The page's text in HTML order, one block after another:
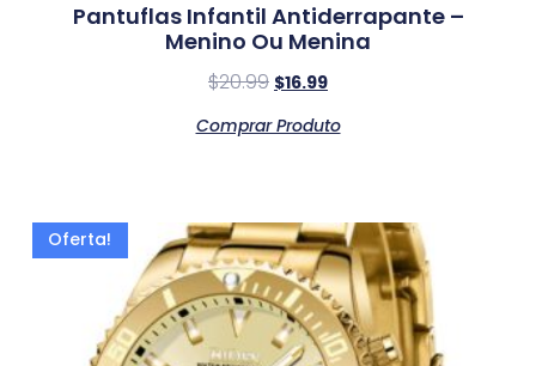
Pantuflas Infantil Antiderrapante –
Menino Ou Menina
$20.99 $16.99
Comprar Produto
Oferta!